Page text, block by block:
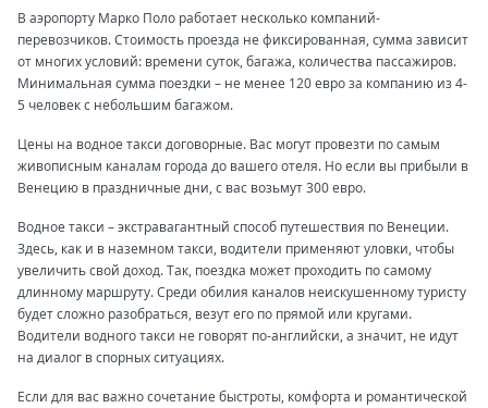
В аэропорту Марко Поло работает несколько компаний-
перевозчиков. Стоимость проезда не фиксированная, сумма зависит
от многих условий: времени суток, багажа, количества пассажиров.
Минимальная сумма поездки – не менее 120 евро за компанию из 4-
5 человек с небольшим багажом.
Цены на водное такси договорные. Вас могут провезти по самым
живописным каналам города до вашего отеля. Но если вы прибыли в
Венецию в праздничные дни, с вас возьмут 300 евро.
Водное такси – экстравагантный способ путешествия по Венеции.
Здесь, как и в наземном такси, водители применяют уловки, чтобы
увеличить свой доход. Так, поездка может проходить по самому
длинному маршруту. Среди обилия каналов неискушенному туристу
будет сложно разобраться, везут его по прямой или кругами.
Водители водного такси не говорят по-английски, а значит, не идут
на диалог в спорных ситуациях.
Если для вас важно сочетание быстроты, комфорта и романтической